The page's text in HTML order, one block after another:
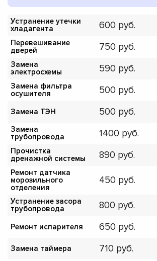
Устранение утечки
хладагента
600
Перевешивание
дверей
750
Замена
электросхемы
590
Замена фильтра
осушителя
500
Замена ТЭН 500
Замена
трубопровода
1400
Прочистка
дренажной системы
890
Ремонт датчика
морозильного
отделения
450
Устранение засора
трубопровода
800
Ремонт испарителя 650
Замена таймера 710